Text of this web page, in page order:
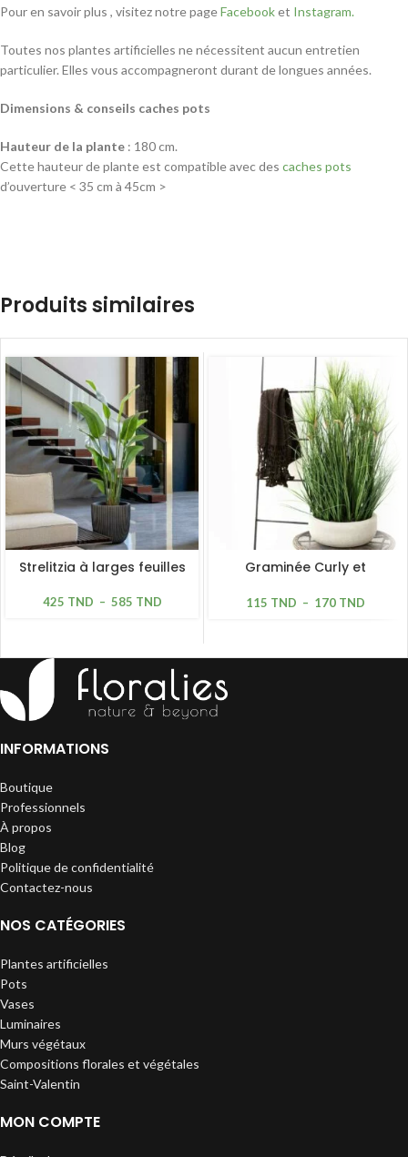
Pour en savoir plus , visitez notre pageFacebooket Instagram.
Toutes nos plantes artificielles ne nécessitent aucun entretien
particulier. Elles vous accompagneront durant de longues années.
Dimensions & conseils caches pots
Hauteur de la plante : 180 cm.
Cette hauteur de plante est compatible avec des caches pots
d’ouverture < 35 cm à 45cm >
Produits similaires
Strelitzia à larges feuilles
425 TND – 585 TND
Graminée Curly et
115 TND – 170 TND
INFORMATIONS
Boutique
Professionnels
À propos
Blog
Politique de confidentialité
Contactez-nous
NOS CATÉGORIES
Plantes artificielles
Pots
Vases
Luminaires
Murs végétaux
Compositions florales et végétales
Saint-Valentin
MON COMPTE